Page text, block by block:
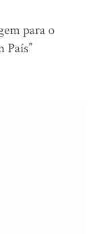
para o
País”